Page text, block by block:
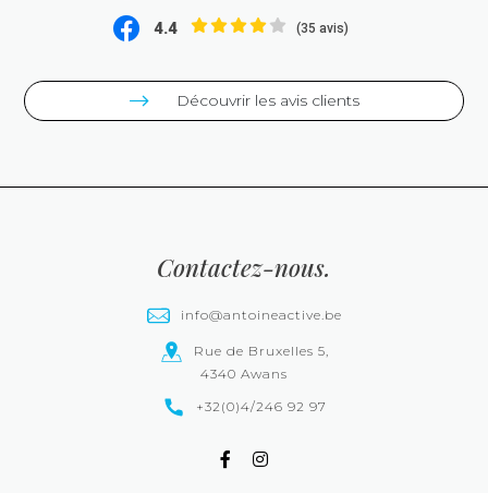
4.4 (35 avis)
Découvrir les avis clients
Contactez-nous.
info@antoineactive.be
Rue de Bruxelles 5,
4340 Awans
+32(0)4/246 92 97